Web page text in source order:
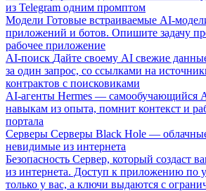
из Telegram одним промптом
Модели Готовые встраиваемые AI-
приложений и ботов. Опишите задачу
рабочее приложение
AI-поиск Дайте своему AI свежие
за один запрос, со ссылками на
контрактов с поисковиками
AI-агенты Hermes — самообучающийся
навыкам из опыта, помнит контекст и
портала
Серверы Серверы Black Hole —
невидимые из интернета
Безопасность Сервер, который создаст
из интернета. Доступ к приложению по
только у вас, а ключи выдаются с